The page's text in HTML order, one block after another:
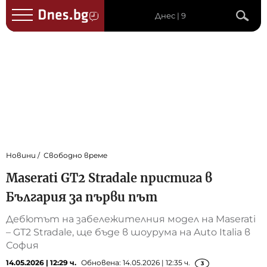
Днес | 9
Новини Свободно време
Maserati GT2 Stradale пристига в
България за първи път
Дебютът на забележителния модел на Maserati
– GT2 Stradale, ще бъде в шоурума на Auto Italiа в
София
14.05.2026 | 12:29 ч. Обновена: 14.05.2026 | 12:35 ч. 3